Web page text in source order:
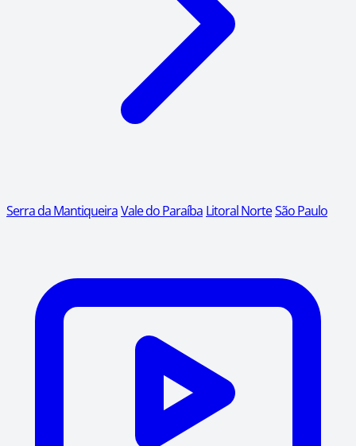
Serra da MantiqueiraVale do Paraíba Litoral NorteSão Paulo